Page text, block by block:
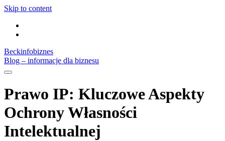
Skip to content
Beckinfobiznes
Blog – informacje dla biznesu
Prawo IP: Kluczowe Aspekty
Ochrony Własności
Intelektualnej